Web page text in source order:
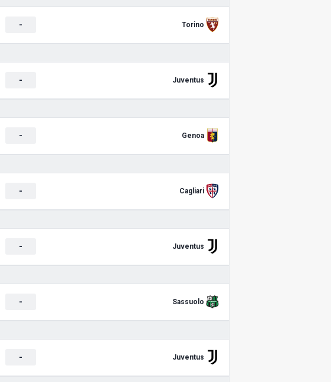
- Torino
- Juventus
- Genoa
- Cagliari
- Juventus
- Sassuolo
- Juventus